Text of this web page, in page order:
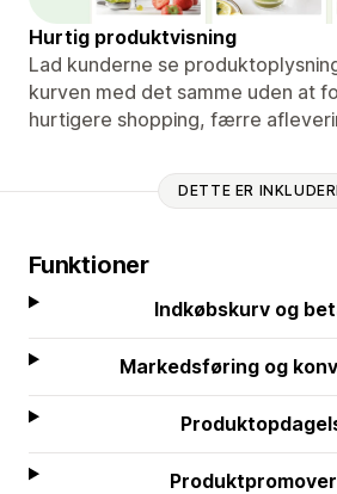
Hurtig produktvisning
Lad kunderne se
kurven med det samme uden at
hurtigere shopping, færre
DETTE ER
Funktioner
Indkøbskurv og
Markedsføring og